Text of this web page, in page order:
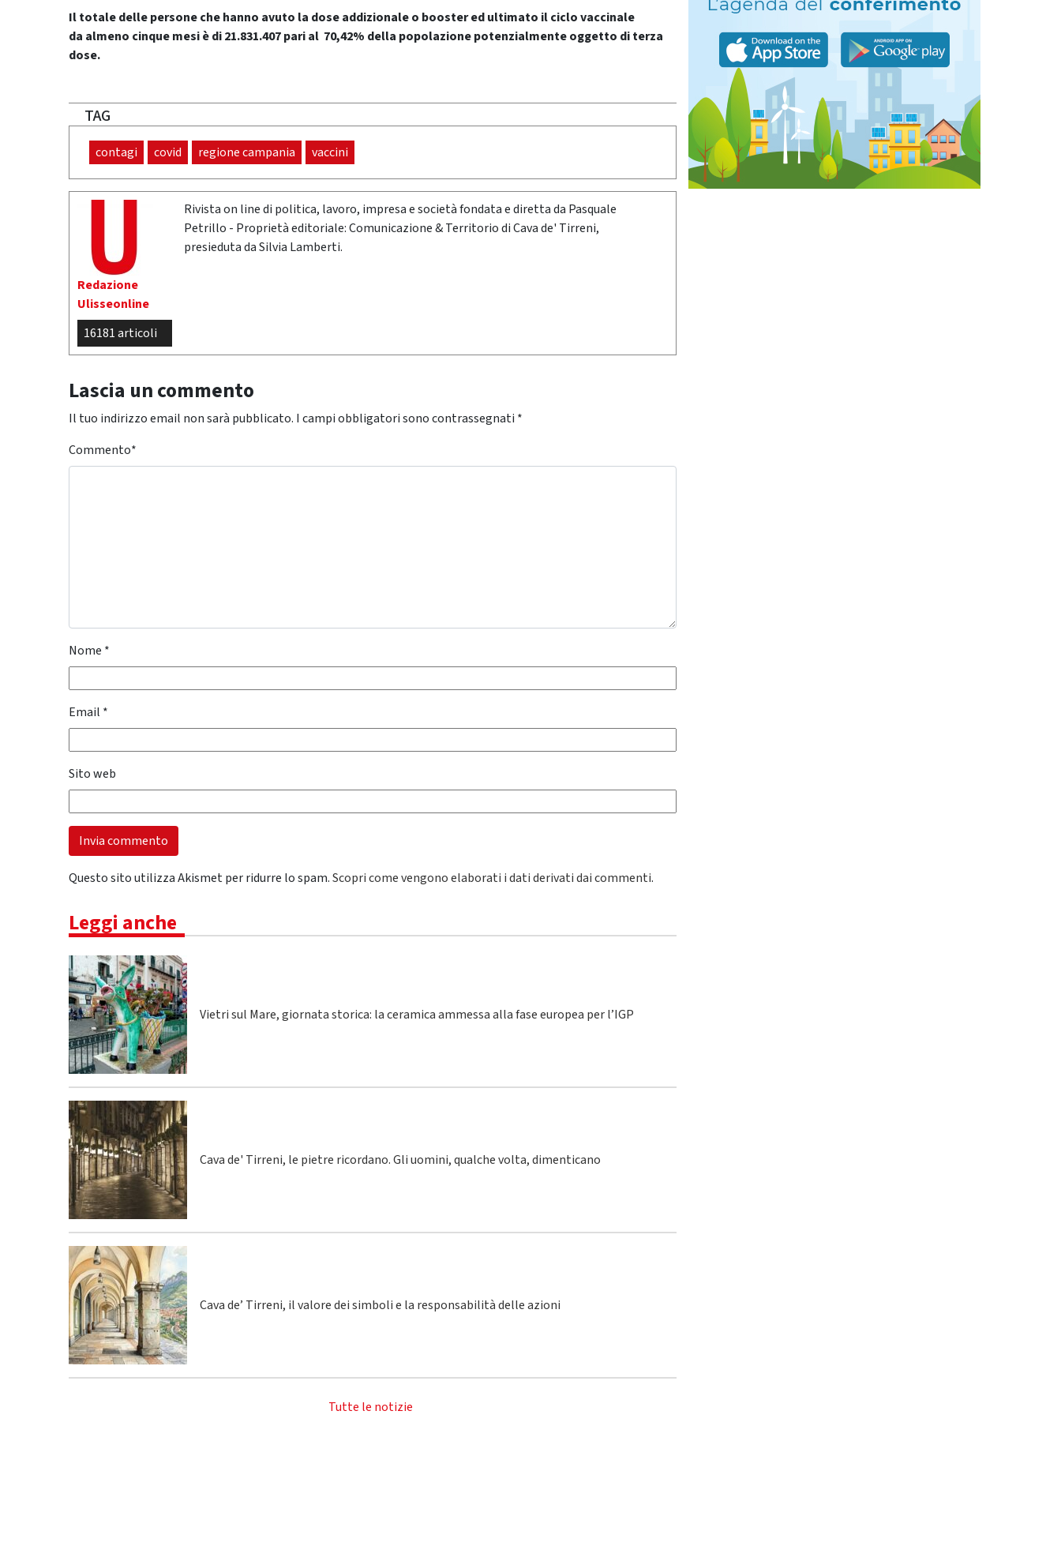
Il totale delle persone che hanno avuto la dose addizionale o booster ed ultimato il ciclo vaccinale
da almeno cinque mesiè di 21.831.407 pari al 70,42% della popolazione potenzialmente oggetto di terza
dose.
TAG
contagi covid regione campania vaccini
Redazione
Ulisseonline
16181 articoli
Rivista on line di politica, lavoro, impresa e società fondata e diretta da Pasquale
Petrillo - Proprietà editoriale: Comunicazione & Territorio di Cava de' Tirreni,
presieduta da Silvia Lamberti.
Lascia un commento
Il tuo indirizzo email non sarà pubblicato. I campi obbligatori sono contrassegnati *
Commento*
Nome *
Email *
Sito web
Questo sito utilizza Akismet per ridurre lo spam.Scopri come vengono elaborati i dati derivati dai commenti.
Leggi anche
Vietri sul Mare, giornata storica: la ceramica ammessa alla fase europea per l’IGP
Cava de' Tirreni, le pietre ricordano. Gli uomini, qualche volta, dimenticano
Cava de’ Tirreni, il valore dei simboli e la responsabilità delle azioni
Tutte le notizie